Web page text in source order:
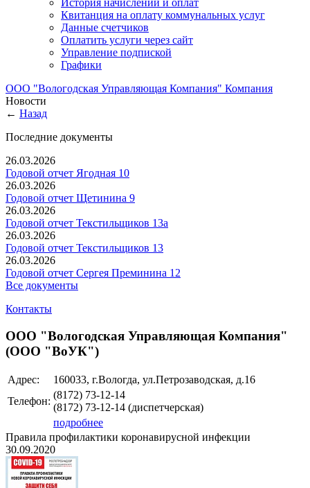
История начислений и оплат
Квитанция на оплату коммунальных услуг
Данные счетчиков
Оплатить услуги через сайт
Управление подпиской
Графики
ООО "Вологодская Управляющая Компания" Компания
Новости
← Назад
Последние документы
26.03.2026
Годовой отчет Ягодная 10
26.03.2026
Годовой отчет Щетинина 9
26.03.2026
Годовой отчет Текстильщиков 13а
26.03.2026
Годовой отчет Текстильщиков 13
26.03.2026
Годовой отчет Сергея Преминина 12
Все документы
Контакты
ООО "Вологодская Управляющая Компания"
(ООО "ВоУК")
Адрес:
160033, г.Вологда, ул.Петрозаводская, д.16
Телефон:
(8172) 73-12-14
(8172) 73-12-14 (диспетчерская)
подробнее
Правила профилактики коронавирусной инфекции
30.09.2020